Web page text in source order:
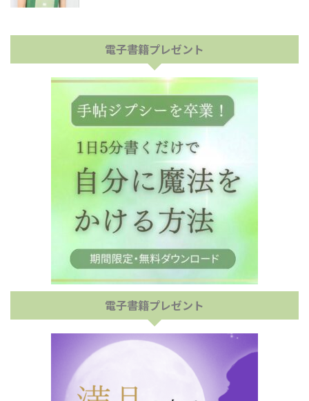
電子書籍プレゼント
電子書籍プレゼント